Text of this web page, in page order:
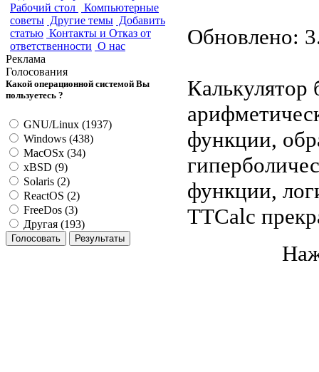
Рабочий стол
Компьютерные
советы Другие темы Добавить
статью Контакты и Отказ от
ответственности О нас
Реклама
Голосования
Какой операционной системой Вы
пользуетесь ?
GNU/Linux (1937)
Windows (438)
MacOSx (34)
xBSD (9)
Solaris (2)
ReactOS (2)
FreeDos (3)
Другая (193)
Обновлено:
функции,
функции,
TTCalc